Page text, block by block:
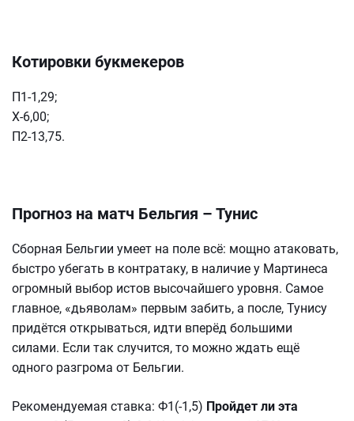
Котировки букмекеров
П1-1,29;
Х-6,00;
П2-13,75.
Прогноз на матч Бельгия – Тунис
Сборная Бельгии умеет на поле всё: мощно атаковать,
быстро убегать в контратаку, в наличие у Мартинеса
огромный выбор истов высочайшего уровня. Самое
главное, «дьяволам» первым забить, а после, Тунису
придётся открываться, идти вперёд большими
силами. Если так случится, то можно ждать ещё
одного разгрома от Бельгии.
Рекомендуемая ставка: Ф1(-1,5) Пройдет ли эта